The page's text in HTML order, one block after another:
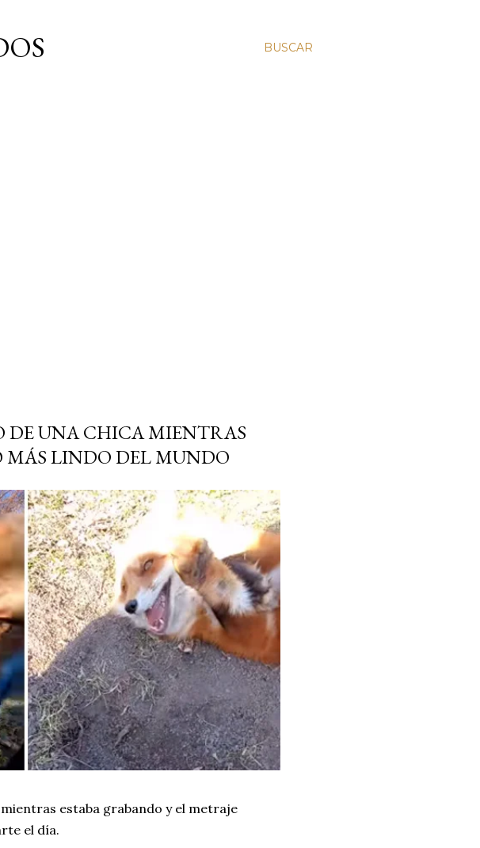
BUSCAR
DE UNA CHICA MIENTRAS
MÁS LINDO DEL MUNDO
estaba grabando y el metraje
el día.